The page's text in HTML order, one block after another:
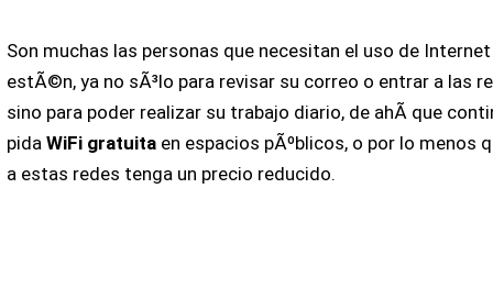
Son muchas las personas que necesitan el uso de
estÃ©n, ya no sÃ³lo para revisar su correo o entrar a las
sino para poder realizar su trabajo diario, de ahÃ­ que
pida WiFi gratuitaen espacios pÃºblicos, o por lo menos
a estas redes tenga un precio reducido.